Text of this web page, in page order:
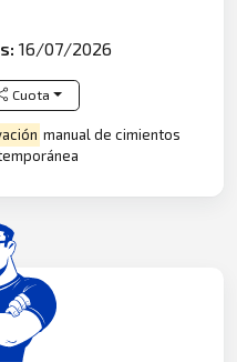
16/07/2026
Cuota
manual de cimientos